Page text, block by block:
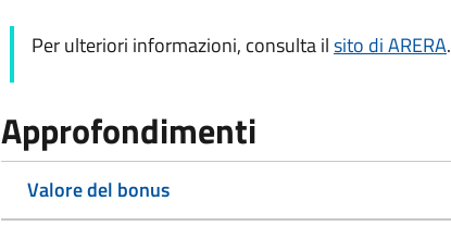
Per ulteriori informazioni, consulta ilsito di ARERA.
Approfondimenti
Valore del bonus